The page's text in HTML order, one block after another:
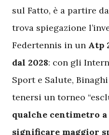
sul Fatto, è a partire
trova spiegazione
Federtennis in un Atp
dal 2028: con gli
Sport e Salute,
tenersi un torneo
qualche centimetro a
significare maggior